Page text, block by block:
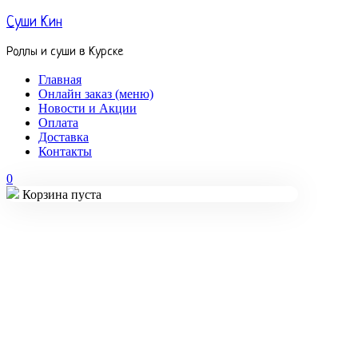
Суши Кин
Роллы и суши в Курске
Главная
Онлайн заказ (меню)
Новости и Акции
Оплата
Доставка
Контакты
0
Корзина пуста